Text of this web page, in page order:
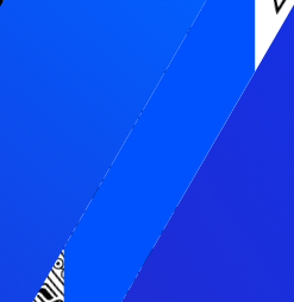
từ, ký tự và câu trên một
văn, sách, bài báo, v.v.
bài viết. Điều này cho
cho bài viết của mình,